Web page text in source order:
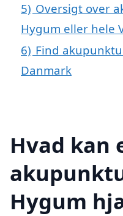
5) Oversigt over
Hygum eller hele
6) Find
Danmark
Hvad kan
Hygum